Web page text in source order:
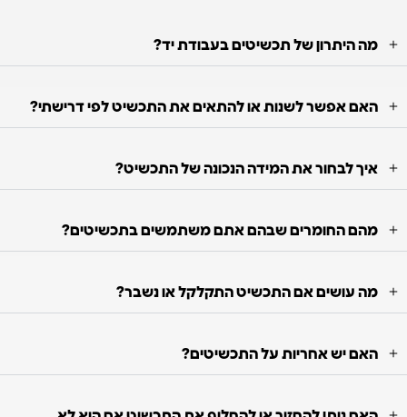
מה היתרון של תכשיטים בעבודת יד?
האם אפשר לשנות או להתאים את התכשיט לפי דרישתי?
איך לבחור את המידה הנכונה של התכשיט?
מהם החומרים שבהם אתם משתמשים בתכשיטים?
מה עושים אם התכשיט התקלקל או נשבר?
האם יש אחריות על התכשיטים?